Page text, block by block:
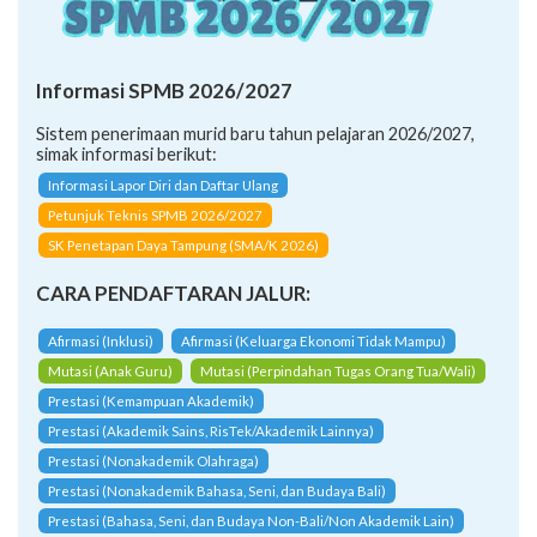
Informasi SPMB 2026/2027
Sistem penerimaan murid baru tahun pelajaran 2026/2027,
simak informasi berikut:
Informasi Lapor Diri dan Daftar Ulang
Petunjuk Teknis SPMB 2026/2027
SK Penetapan Daya Tampung (SMA/K 2026)
CARA PENDAFTARAN JALUR:
Afirmasi (Inklusi)
Afirmasi (Keluarga Ekonomi Tidak Mampu)
Mutasi (Anak Guru)
Mutasi (Perpindahan Tugas Orang Tua/Wali)
Prestasi (Kemampuan Akademik)
Prestasi (Akademik Sains, RisTek/Akademik Lainnya)
Prestasi (Nonakademik Olahraga)
Prestasi (Nonakademik Bahasa, Seni, dan Budaya Bali)
Prestasi (Bahasa, Seni, dan Budaya Non-Bali/Non Akademik Lain)